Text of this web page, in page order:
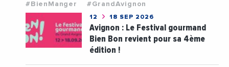
#BienManger #GrandAvignon
12 18 SEP 2026
Avignon : Le Festival gourmand
Bien Bon revient pour sa 4ème
édition !